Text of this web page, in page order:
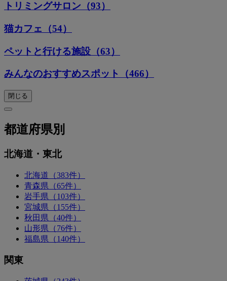
トリミングサロン（93）
猫カフェ（54）
ペットと行ける施設（63）
みんなのおすすめスポット（466）
閉じる
都道府県別
北海道・東北
北海道（383件）
青森県（65件）
岩手県（103件）
宮城県（155件）
秋田県（40件）
山形県（76件）
福島県（140件）
関東